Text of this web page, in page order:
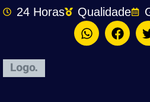
24 Horas Qualidade